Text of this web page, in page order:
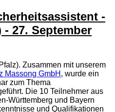
-
27. September
Zusammen mit unserem
Massong GmbH , wurde ein
zum Thema
Die 10 Teilnehmer aus
Württemberg und Bayern
und Qualifikationen